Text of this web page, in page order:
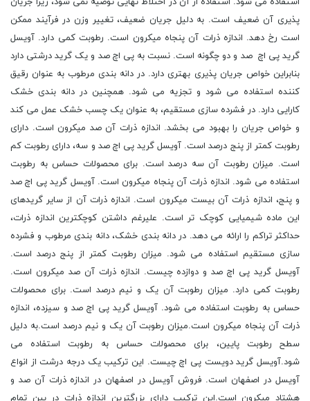
پذیری آن ضعیف است. به دلیل جریان ضعیف، تغییر وزن در فرآیند ممکن
است رخ دهد. اندازه ذرات آن پنجاه میکرون است. رطوبت کمی دارد. آویسل
گرید پی اچ صد و دو چگونه است. نسبت به پی اچ صد و یک گرید درشتی دارد
بنابراین خواص جریان پذیری بهتری دارد. در دانه بندی مرطوب به عنوان رقیق
کننده استفاده می شود و تجزیه می شود. همچنین در دانه بندی خشک
کارایی دارد. در فشرده سازی مستقیم، به عنوان یک چسب خشک عمل می کند
و خواص جریان را بهبود می بخشد. اندازه ذرات آن صد میکرون است. دارای
رطوبت کمتر از پنج درصد است. آویسل گرید پی اچ صد و سه، دارای رطوبت کم
است. میزان رطوبت آن سه درصد است. برای محصولات حساس به رطوبت
استفاده می شود. اندازه ذرات آن پنجاه میکرون است. آویسل گرید پی اچ صد
و پنج، اندازه ذرات آن بیست میکرون است. اندازه ذرات آن از سایر گریدهای
این ماده شیمیایی کوچک تر است. علیرغم داشتن کوچکترین اندازه ذرات،
حداکثر تراکم را ارائه می دهد. در دانه بندی خشک، دانه بندی مرطوب و فشرده
سازی مستقیم استفاده می شود. میزان رطوبت کمتر از پنج درصد است.
آویسل گرید پی اچ صد و دوازده چیست. اندازه ذرات آن صد میکرون است.
رطوبت کمی دارد. میزان رطوبت آن یک و نیم درصد است. برای محصولات
حساس به رطوبت استفاده می شود. آویسل گرید پی اچ صد و سیزده، اندازه
ذرات آن پنجاه میکرون است.میزان رطوبت آن یک و نیم درصد است.به دلیل
سطح رطوبت پایین، برای محصولات حساس به رطوبت استفاده می
شود.آویسل گرید دویست پی اچ چیست. این ترکیب یک درجه درشت از انواع
آویسل در اصفهان است. فروش آویسل در اصفهان در اندازه ذرات آن صد و
هشتاد میکرون است.این ترکیب دارای بزرگترین اندازه ذرات در بین تمام